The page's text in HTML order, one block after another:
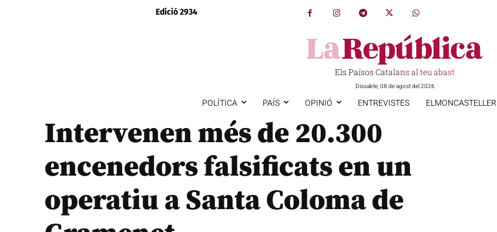
Edició 2934
Els Països Catalans al teu abast
Dissabte, 08 de agost del 2026
POLÍTICA PAÍS OPINIÓ ENTREVISTES ELMONCASTELLER
Intervenen més de 20.300
encenedors falsificats en un
operatiu a Santa Coloma de